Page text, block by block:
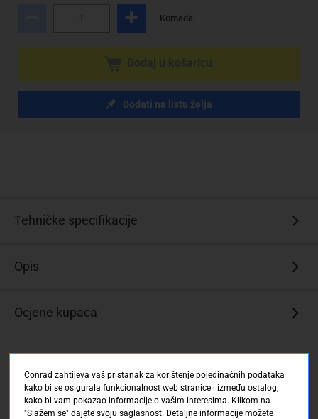
Komada
Dodati na listu želja
Tehničke specifikacije
Opis
Ocjene kupaca
Conrad zahtijeva vaš pristanak za korištenje pojedinačnih podataka
kako bi se osigurala funkcionalnost web stranice i između ostalog,
kako bi vam pokazao informacije o vašim interesima. Klikom na
"Slažem se" dajete svoju saglasnost. Detaljne informacije možete